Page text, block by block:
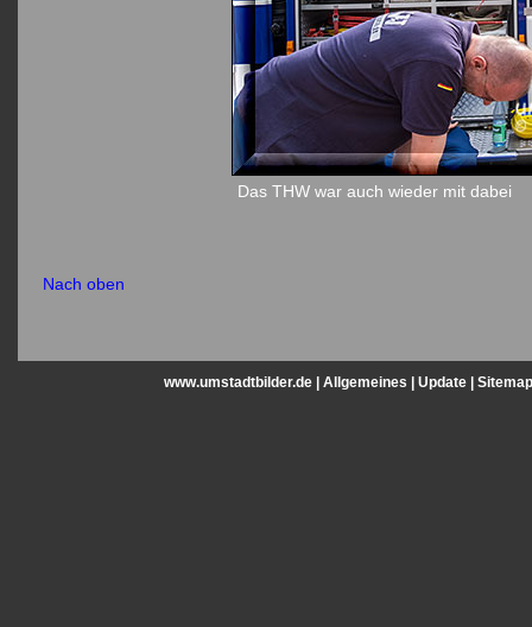
Das THW war auch wieder mit dabei
Nach oben
www.umstadtbilder.de | Allgemeines Update Sitemap